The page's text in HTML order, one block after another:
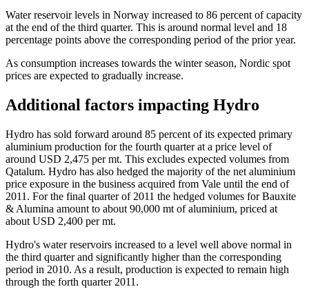
Water reservoir levels in Norway increased to 86 percent of capacity
at the end of the third quarter. This is around normal level and 18
percentage points above the corresponding period of the prior year.
As consumption increases towards the winter season, Nordic spot
prices are expected to gradually increase.
Additional factors impacting Hydro
Hydro has sold forward around 85 percent of its expected primary
aluminium production for the fourth quarter at a price level of
around USD 2,475 per mt. This excludes expected volumes from
Qatalum. Hydro has also hedged the majority of the net aluminium
price exposure in the business acquired from Vale until the end of
2011. For the final quarter of 2011 the hedged volumes for Bauxite
& Alumina amount to about 90,000 mt of aluminium, priced at
about USD 2,400 per mt.
Hydro's water reservoirs increased to a level well above normal in
the third quarter and significantly higher than the corresponding
period in 2010. As a result, production is expected to remain high
through the forth quarter 2011.